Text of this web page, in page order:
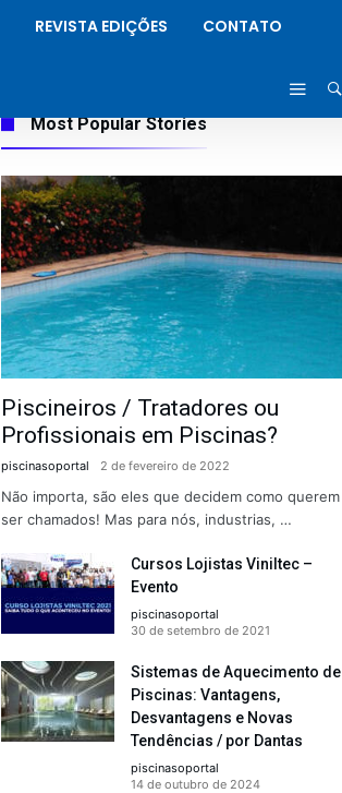
REVISTA EDIÇÕES CONTATO
Most Popular Stories
Piscineiros / Tratadores ou
Profissionais em Piscinas?
piscinasoportal 2 de fevereiro de 2022
Não importa, são eles que decidem como querem
ser chamados! Mas para nós, industrias, …
Cursos Lojistas Viniltec –
Evento
piscinasoportal
30 de setembro de 2021
Sistemas de Aquecimento de
Piscinas: Vantagens,
Desvantagens e Novas
Tendências / por Dantas
piscinasoportal
14 de outubro de 2024